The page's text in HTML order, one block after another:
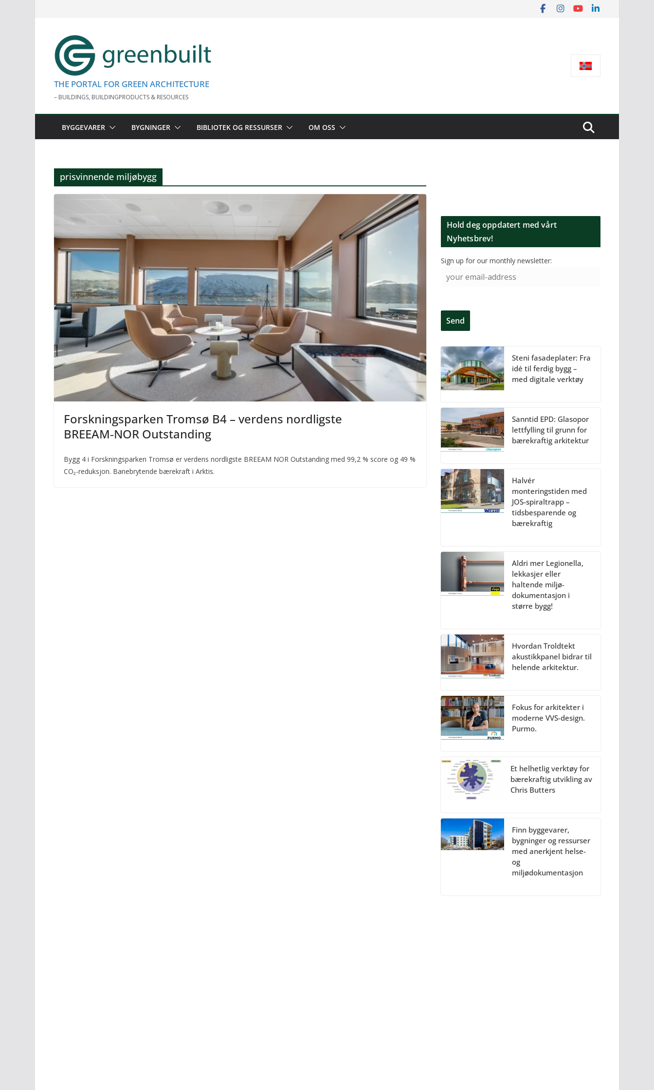
THE PORTAL FOR GREEN ARCHITECTURE
– BUILDINGS, BUILDINGPRODUCTS & RESOURCES
BYGGEVARER BYGNINGER BIBLIOTEK OG RESSURSER OM OSS
prisvinnende miljøbygg
Forskningsparken Tromsø B4 – verdens nordligste
BREEAM‑NOR Outstanding
Bygg 4 i Forskningsparken Tromsø er verdens nordligste BREEAM NOR Outstanding med 99,2 % score og 49 %
CO₂-reduksjon. Banebrytende bærekraft i Arktis.
Hold deg oppdatert med vårt
Nyhetsbrev!
Sign up for our monthly newsletter:
Steni fasadeplater: Fra
idé til ferdig bygg –
med digitale verktøy
Sanntid EPD: Glasopor
lettfylling til grunn for
bærekraftig arkitektur
Halvér
monteringstiden med
JOS-spiraltrapp –
tidsbesparende og
bærekraftig
Aldri mer Legionella,
lekkasjer eller
haltende miljø-
dokumentasjon i
større bygg!
Hvordan Troldtekt
akustikkpanel bidrar til
helende arkitektur.
Fokus for arkitekter i
moderne VVS-design.
Purmo.
Et helhetlig verktøy for
bærekraftig utvikling av
Chris Butters
Finn byggevarer,
bygninger og ressurser
med anerkjent helse-
og
miljødokumentasjon